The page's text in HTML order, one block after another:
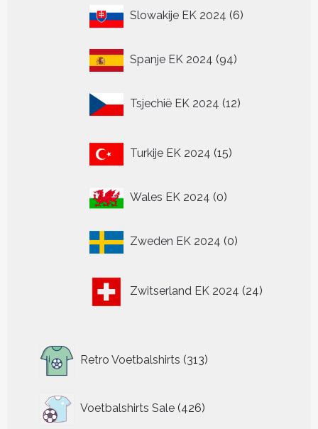
Slowakije EK 2024 6
producten
Spanje EK 2024 9494
Tsjechië EK 2024 12
producten
Turkije EK 2024 15
producten
Wales EK 2024 00
Zweden EK 2024 0
producten
Zwitserland EK 2024 24
producten
Retro Voetbalshirts 313
producten
Voetbalshirts Sale 426
426
producten